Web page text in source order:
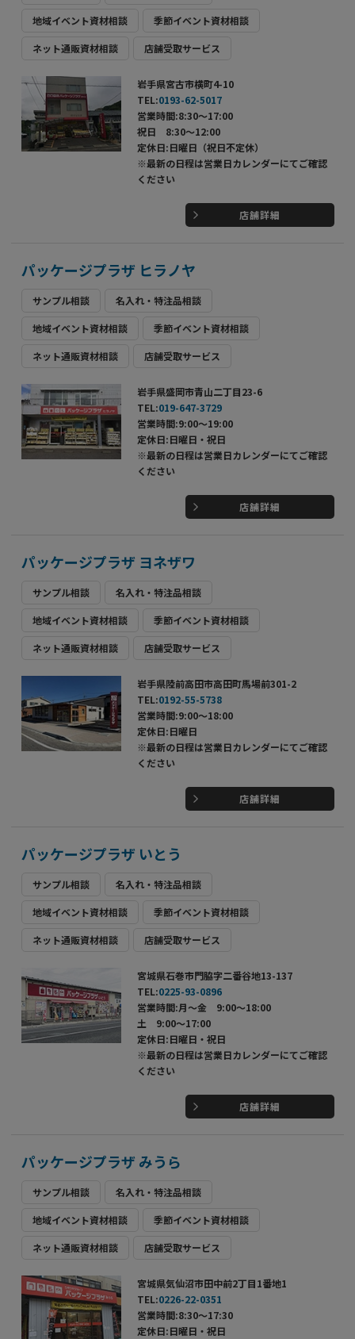
地域イベント資材相談 季節イベント資材相談
ネット通販資材相談 店舗受取サービス
岩手県宮古市横町4-10
TEL:0193-62-5017
営業時間:8:30～17:00
祝日 8:30～12:00
定休日:日曜日（祝日不定休）
※最新の日程は営業日カレンダーにてご確認
ください
店舗詳細
パッケージプラザ ヒラノヤ
サンプル相談 名入れ・特注品相談
地域イベント資材相談 季節イベント資材相談
ネット通販資材相談 店舗受取サービス
岩手県盛岡市青山二丁目23-6
TEL:019-647-3729
営業時間:9:00～19:00
定休日:日曜日・祝日
※最新の日程は営業日カレンダーにてご確認
ください
店舗詳細
パッケージプラザ ヨネザワ
サンプル相談 名入れ・特注品相談
地域イベント資材相談 季節イベント資材相談
ネット通販資材相談 店舗受取サービス
岩手県陸前高田市高田町馬場前301-2
TEL:0192-55-5738
営業時間:9:00～18:00
定休日:日曜日
※最新の日程は営業日カレンダーにてご確認
ください
店舗詳細
パッケージプラザ いとう
サンプル相談 名入れ・特注品相談
地域イベント資材相談 季節イベント資材相談
ネット通販資材相談 店舗受取サービス
宮城県石巻市門脇字二番谷地13-137
TEL:0225-93-0896
営業時間:月～金 9:00～18:00
土 9:00～17:00
定休日:日曜日・祝日
※最新の日程は営業日カレンダーにてご確認
ください
店舗詳細
パッケージプラザ みうら
サンプル相談 名入れ・特注品相談
地域イベント資材相談 季節イベント資材相談
ネット通販資材相談 店舗受取サービス
宮城県気仙沼市田中前2丁目1番地1
TEL:0226-22-0351
営業時間:8:30～17:30
定休日:日曜日・祝日